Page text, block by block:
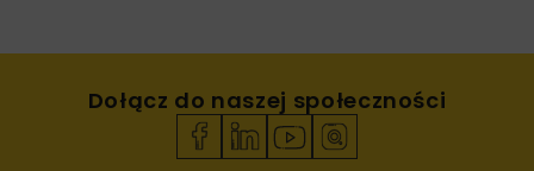
Dołącz do naszej społeczności